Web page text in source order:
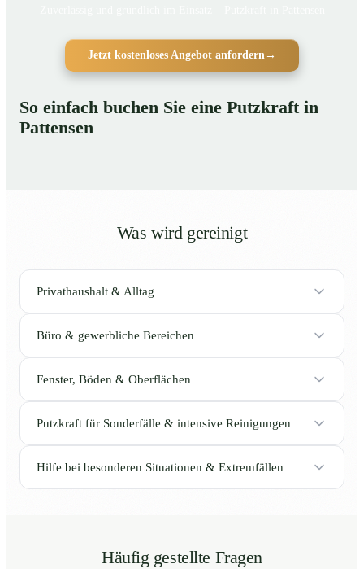
Jetzt kostenloses Angebot anfordern→
So einfach buchen Sie eine Putzkraft in
Pattensen
Was wird gereinigt
Privathaushalt & Alltag
Büro & gewerbliche Bereichen
Fenster, Böden & Oberflächen
Putzkraft für Sonderfälle & intensive Reinigungen
Hilfe bei besonderen Situationen & Extremfällen
Häufig gestellte Fragen